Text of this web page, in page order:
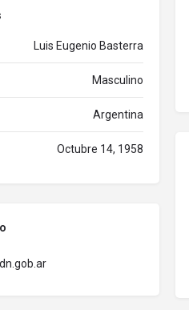
Luis Eugenio Basterra
Masculino
Argentina
Octubre 14, 1958